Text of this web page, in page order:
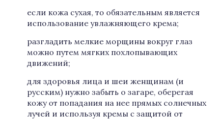
если кожа сухая, то обязательным является
использование увлажняющего крема;
разгладить мелкие морщины вокруг глаз
можно путем мягких похлопывающих
движений;
для здоровья лица и шеи женщинам (и
русским) нужно забыть о загаре, оберегая
кожу от попадания на нее прямых солнечных
лучей и используя кремы с защитой от